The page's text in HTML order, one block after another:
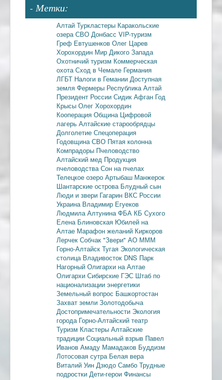
- Метки:
Алтай Туркластеры Каракольские
озера СВО Донбасс VIP-туризм
Греф Евтушенков Олег Царев
Хорохордин Мир Дикого Запада
Охотничий туризм Коммерческая
охота Сход в Чемале Германия
ЛГБТ Налоги в Гемании Доступная
земля Фермеры Республика Алтай
Президент России Сидик Афган Год
Крысы Олег Хорохордин
Кооперация Община Цифровой
лагерь Алтайские старообрядцы
Долголетие Спецоперация
Годовщина СВО Пятая колонна
Компрадоры Пчеловодство
Алтайский мед Продукция
пчеловодства Сон на пчелах
Телецкое озеро Артыбаш Манжерок
Шантарские острова Блудный сын
Люди и звери Гагарин ВКС России
Украина Владимир Егуеков
Людмила Алтунина ФБА КБ Сухого
Елена Блиновская Юбилей на
Алтае Марафон желаний Киркоров
Лерчек Собчак "Звери" АО МММ
Горно-Алтайск Тугая Экологическая
столица Владивосток DNS Парк
Нагорный Олигархи на Алтае
Олигархи Сибирские ГЭС Штаб по
национализации энергетики
Земельный вопрос Башкортостан
Захват земли Золотодобыча
Достопримечательности Экология
города Горно-Алтайский театр
Туризм Кластеры Алтайские
традиции Социальный взрыв Павел
Иванов Амаду Мамадаков Буддизм
Лотосовая сутра Белая вера
Виталий Уин Дзюдо Самбо Трудные
подростки Дети-герои Финансы